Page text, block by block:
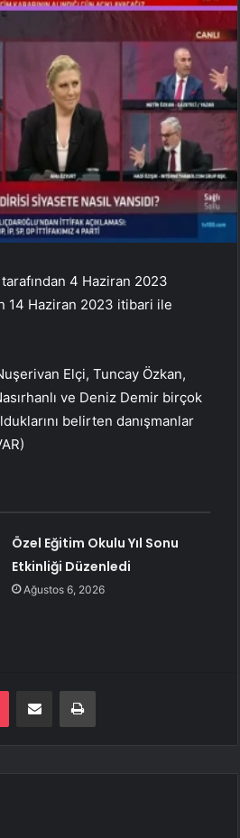
4 Haziran 2023
14 Haziran 2023 itibari ile
Elçi, Tuncay Özkan,
ve Deniz Demir birçok
belirten danışmanlar
Özel Eğitim Okulu Yıl Sonu
Etkinliği Düzenledi
Ağustos 6, 2026
Pocket E-Posta ile paylaş Yazdır